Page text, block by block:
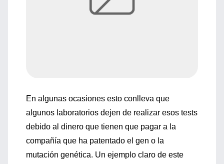
En algunas ocasiones esto conlleva que
algunos laboratorios dejen de realizar esos tests
debido al dinero que tienen que pagar a la
compañía que ha patentado el gen o la
mutación genética. Un ejemplo claro de este